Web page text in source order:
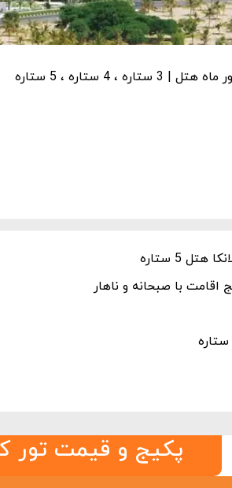
ماه هتل | 3 ستاره ، 4 ستاره ، 5 ستاره
5 ستاره
با صبحانه و ناهار
پکیج و قیمت تور